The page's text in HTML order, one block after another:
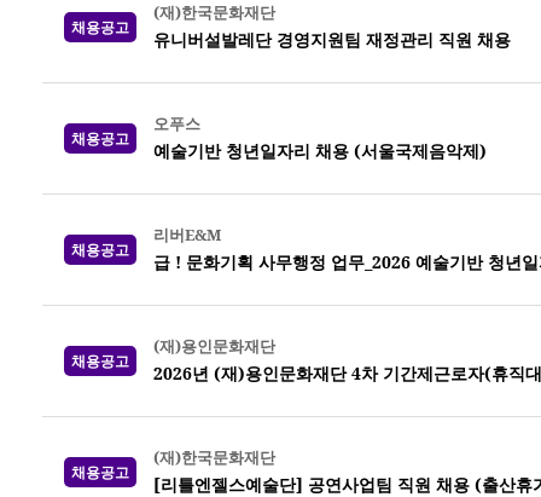
채용공고
(재)한국문화재단
유니버설발레단 경영지원팀 재정관리 직원 채용
채용공고
오푸스
예술기반 청년일자리 채용 (서울국제음악제)
채용공고
리버E&M
급 ! 문화기획 사무행정 업무_2026 예술기반 청년
채용공고
(재)용인문화재단
2026년 (재)용인문화재단 4차 기간제근로자(휴직
채용공고
(재)한국문화재단
[리틀엔젤스예술단] 공연사업팀 직원 채용 (출산휴